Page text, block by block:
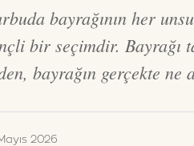
bayrağının her
bir seçimdir. Bayrağı
bayrağın gerçekte ne
2026